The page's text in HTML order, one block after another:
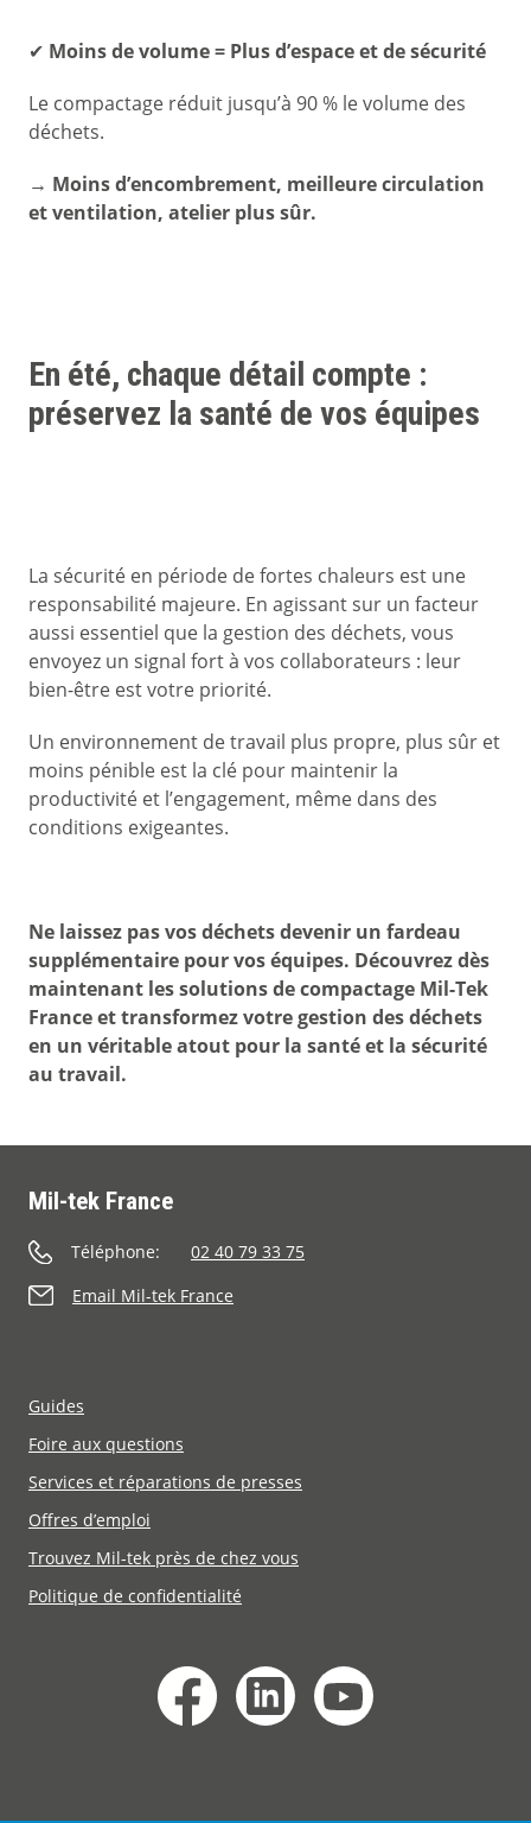
✔ Moins de volume = Plus d’espace et de sécurité
Le compactage réduit jusqu’à 90 % le volume des
déchets.
→ Moins d’encombrement, meilleure circulation
et ventilation, atelier plus sûr.
En été, chaque détail compte :
préservez la santé de vos équipes
La sécurité en période de fortes chaleurs est une
responsabilité majeure. En agissant sur un facteur
aussi essentiel que la gestion des déchets, vous
envoyez un signal fort à vos collaborateurs : leur
bien-être est votre priorité.
Un environnement de travail plus propre, plus sûr et
moins pénible est la clé pour maintenir la
productivité et l’engagement, même dans des
conditions exigeantes.
Ne laissez pas vos déchets devenir un fardeau
supplémentaire pour vos équipes. Découvrez dès
maintenant les solutions de compactage Mil-Tek
France et transformez votre gestion des déchets
en un véritable atout pour la santé et la sécurité
au travail.
Mil-tek France
Téléphone:
02 40 79 33 75
Email Mil-tek France
Guides
Foire aux questions
Services et réparations de presses
Offres d’emploi
Trouvez Mil-tek près de chez vous
Politique de confidentialité